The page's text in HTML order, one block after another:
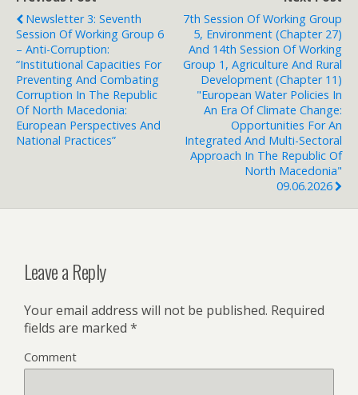
Newsletter 3: Seventh
Session Of Working Group 6
– Anti-Corruption:
“Institutional Capacities For
Preventing And Combating
Corruption In The Republic
Of North Macedonia:
European Perspectives And
National Practices”
7th Session Of Working Group
5, Environment (Chapter 27)
And 14th Session Of Working
Group 1, Agriculture And Rural
Development (Chapter 11)
"European Water Policies In
An Era Of Climate Change:
Opportunities For An
Integrated And Multi-Sectoral
Approach In The Republic Of
North Macedonia"
09.06.2026
Leave a Reply
Your email address will not be published. Required
fields are marked *
Comment